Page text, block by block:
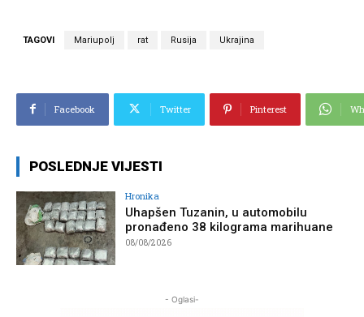
TAGOVI Mariupolj rat Rusija Ukrajina
Facebook Twitter Pinterest
POSLEDNJE VIJESTI
Hronika
Uhapšen Tuzanin, u automobilu
pronađeno 38 kilograma marihuane
08/08/2026
- Oglasi-